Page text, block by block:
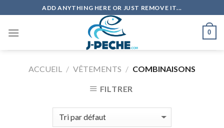
to
content
ADD ANYTHING HERE OR JUST REMOVE IT...
0
ACCUEIL / VÊTEMENTS / COMBINAISONS
FILTRER